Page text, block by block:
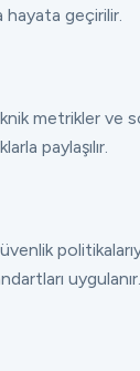
hayata geçirilir.
metrikler ve
paylaşılır.
uygulanır.